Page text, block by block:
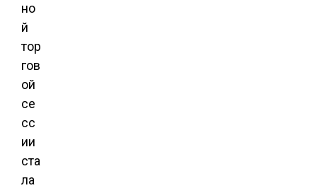
но
й
тор
гов
ой
се
сс
ии
ста
ла